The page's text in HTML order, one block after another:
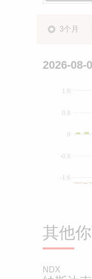
3个月
2026-08-
0
-1.6
-0.8
0.8
1.6
其他
NDX